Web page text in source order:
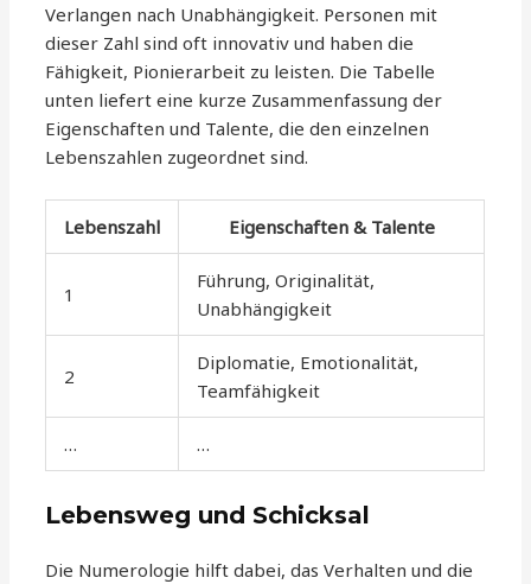
Verlangen nach Unabhängigkeit. Personen mit
dieser Zahl sind oft innovativ und haben die
Fähigkeit, Pionierarbeit zu leisten. Die Tabelle
unten liefert eine kurze Zusammenfassung der
Eigenschaften und Talente, die den einzelnen
Lebenszahlen zugeordnet sind.
Lebenszahl Eigenschaften & Talente
1
Führung, Originalität,
Unabhängigkeit
2
Diplomatie, Emotionalität,
Teamfähigkeit
… …
Lebensweg und Schicksal
Die Numerologie hilft dabei, das Verhalten und die